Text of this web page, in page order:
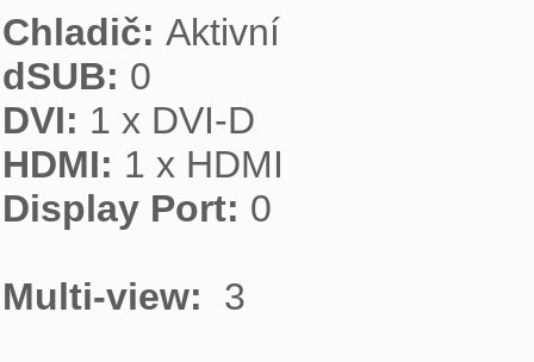
Chladič:
dSUB:
DVI:
HDMI:
Display Port: 0
Multi-view: 3